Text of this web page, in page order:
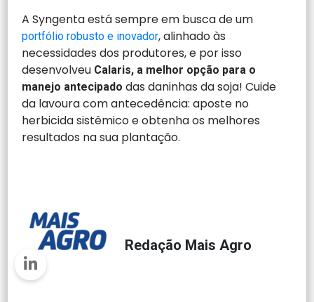
A Syngenta está sempre em busca de um
portfólio robusto e inovador, alinhado às
necessidades dos produtores, e por isso
desenvolveu Calaris, a melhor opção para o
manejo antecipado das daninhas da soja! Cuide
da lavoura com antecedência: aposte no
herbicida sistêmico e obtenha os melhores
resultados na sua plantação.
Redação Mais Agro